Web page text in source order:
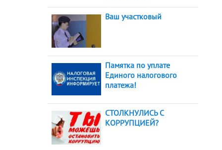
Ваш участковый
Памятка по уплате
Единого налогового
платежа!
СТОЛКНУЛИСЬ С
КОРРУПЦИЕЙ?